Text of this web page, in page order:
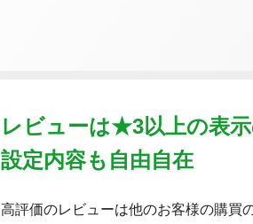
レビューは★3以上の表
設定内容も自由自在
高評価のレビューは他のお客様の購買